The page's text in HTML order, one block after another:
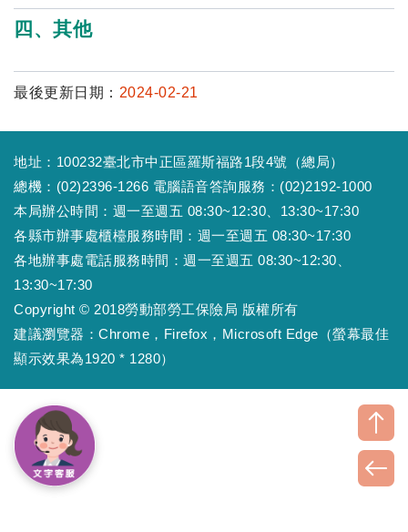
四、其他
最後更新日期： 2024-02-21
地址：100232臺北市中正區羅斯福路1段4號（總局）
總機：(02)2396-1266 電腦語音答詢服務：(02)2192-1000
本局辦公時間：週一至週五 08:30~12:30、13:30~17:30
各縣市辦事處櫃檯服務時間：週一至週五 08:30~17:30
各地辦事處電話服務時間：週一至週五 08:30~12:30、
13:30~17:30
Copyright © 2018勞動部勞工保險局 版權所有
建議瀏覽器：Chrome，Firefox，Microsoft Edge（螢幕最佳
顯示效果為1920 * 1280）